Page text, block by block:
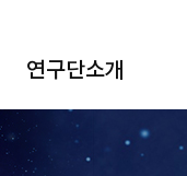
연구단소개